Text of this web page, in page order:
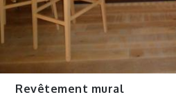
Revêtement mural